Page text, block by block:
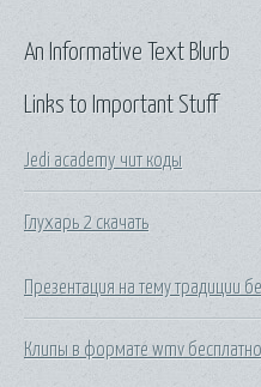
Links to Important Stuff
Jedi academy чит коды
Глухарь 2 скачать
Презентация на тему традиции
Клипы в формате wmv
An Informative Text Blurb